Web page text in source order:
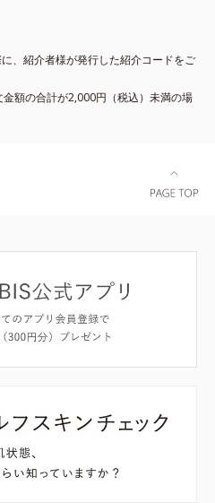
、紹介者様が発行した紹介コードをご
額の合計が2,000円（税込）未満の場